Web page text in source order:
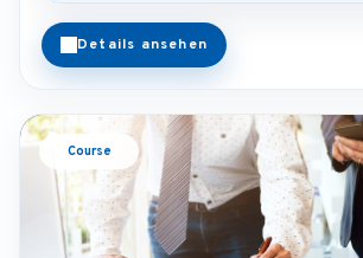
Details ansehen
Course